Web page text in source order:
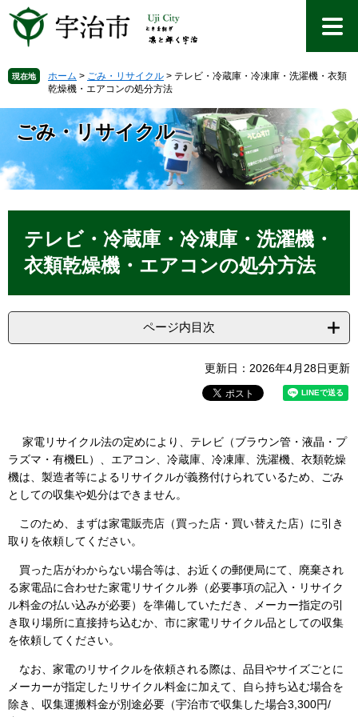
先
で
を
ば
本
文
へ
現在地 ホーム > ごみ・リサイクル > テレビ・冷蔵庫・冷凍庫・洗濯機・衣類
乾燥機・エアコンの処分方法
ごみ・リサイクル
テレビ・冷蔵庫・冷凍庫・洗濯機・
衣類乾燥機・エアコンの処分方法
ページ内目次
更新日：2026年4月28日更新
家電リサイクル法の定めにより、テレビ（ブラウン管・液晶・プ
ラズマ・有機EL）、エアコン、冷蔵庫、冷凍庫、洗濯機、衣類乾燥
機は、製造者等によるリサイクルが義務付けられているため、ごみ
としての収集や処分はできません。
このため、まずは家電販売店（買った店・買い替えた店）に引き
取りを依頼してください。
買った店がわからない場合等は、お近くの郵便局にて、廃棄され
る家電品に合わせた家電リサイクル券（必要事項の記入・リサイク
ル料金の払い込みが必要）を準備していただき、メーカー指定の引
き取り場所に直接持ち込むか、市に家電リサイクル品としての収集
を依頼してください。
なお、家電のリサイクルを依頼される際は、品目やサイズごとに
メーカーが指定したリサイクル料金に加えて、自ら持ち込む場合を
除き、収集運搬料金が別途必要（宇治市で収集した場合3,300円/